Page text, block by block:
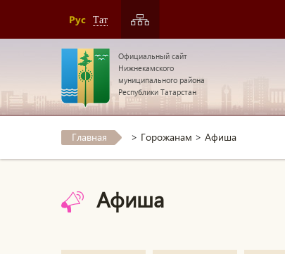
Рус Тат
Официальный сайт
Нижнекамского
муниципального района
Республики Татарстан
Главная > Горожанам > Афиша
Афиша